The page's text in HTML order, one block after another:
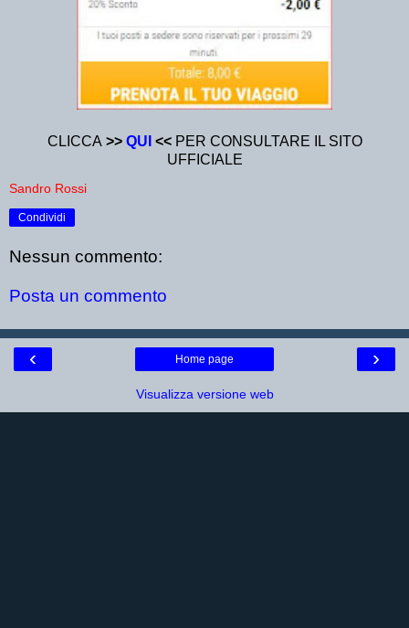
CLICCA >> QUI <<PER CONSULTARE IL SITO
UFFICIALE
Sandro Rossi
Condividi
Nessun commento:
Posta un commento
‹ ›
Home page
Visualizza versione web